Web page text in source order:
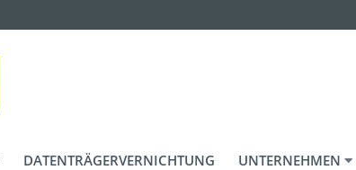
DATENTRÄGERVERNICHTUNG UNTERNEHMEN